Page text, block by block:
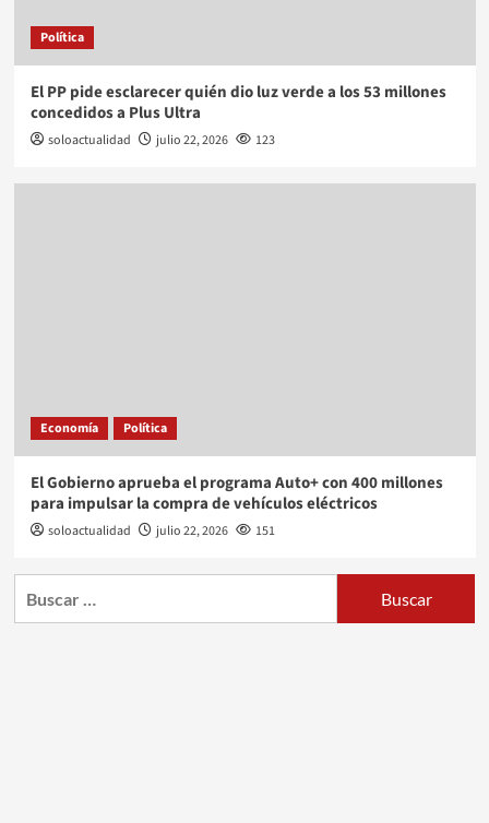
Política
El PP pide esclarecer quién dio luz verde a los 53 millones
concedidos a Plus Ultra
soloactualidad julio 22, 2026 123
Economía Política
El Gobierno aprueba el programa Auto+ con 400 millones
para impulsar la compra de vehículos eléctricos
soloactualidad julio 22, 2026 151